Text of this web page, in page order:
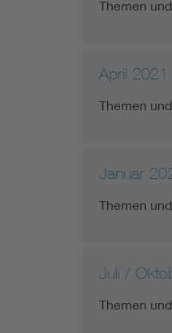
Themen
April 2021
Themen
Januar
Themen
Juli /
Themen